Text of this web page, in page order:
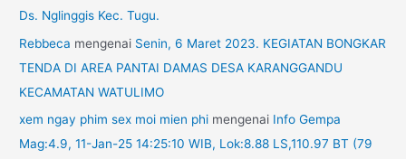
Ds. Nglinggis Kec. Tugu.
Rebbeca mengenai Senin, 6 Maret 2023. KEGIATAN BONGKAR
TENDA DI AREA PANTAI DAMAS DESA KARANGGANDU
KECAMATAN WATULIMO
xem ngay phim sex moi mien phi mengenai Info Gempa
Mag:4.9, 11-Jan-25 14:25:10 WIB, Lok:8.88 LS,110.97 BT (79